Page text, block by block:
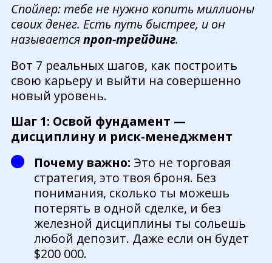
Спойлер: тебе не нужно копить миллионы
своих денег. Есть путь быстрее, и он
называетсяпроп-трейдинг.
Вот 7 реальных шагов, как построить
свою карьеру и выйти на совершенно
новый уровень.
Шаг 1: Освой фундамент —
дисциплину и риск-менеджмент
Почему важно: Это не торговая
стратегия, это твоя броня. Без
понимания, сколько ты можешь
потерять в одной сделке, и без
железной дисциплины ты сольешь
любой депозит. Даже если он будет
$200 000.